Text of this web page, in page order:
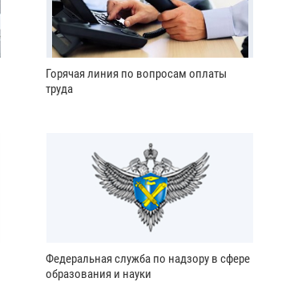
Горячая линия по вопросам оплаты
труда
Федеральная служба по надзору в сфере
образования и науки